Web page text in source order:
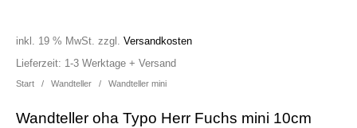
Start / Wandteller / Wandteller mini
Wandteller oha Typo Herr Fuchs mini 10cm
inkl. 19 % MwSt. zzgl.Versandkosten
Lieferzeit: 1-3 Werktage + Versand